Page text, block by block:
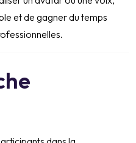
et de gagner du temps